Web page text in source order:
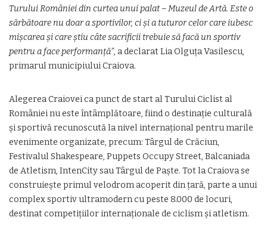
Turului României din curtea unui palat – Muzeul de Artă. Este o
sărbătoare nu doar a sportivilor, ci și a tuturor celor care iubesc
mișcarea și care știu câte sacrificii trebuie să facă un sportiv
pentru a face performanță”, a declarat Lia Olguța Vasilescu,
primarul municipiului Craiova.
Alegerea Craiovei ca punct de start al Turului Ciclist al
României nu este întâmplătoare, fiind o destinație culturală
și sportivă recunoscută la nivel internațional pentru marile
evenimente organizate, precum: Târgul de Crăciun,
Festivalul Shakespeare, Puppets Occupy Street, Balcaniada
de Atletism, IntenCity sau Târgul de Paște. Tot la Craiova se
construiește primul velodrom acoperit din țară, parte a unui
complex sportiv ultramodern cu peste 8.000 de locuri,
destinat competițiilor internaționale de ciclism și atletism.